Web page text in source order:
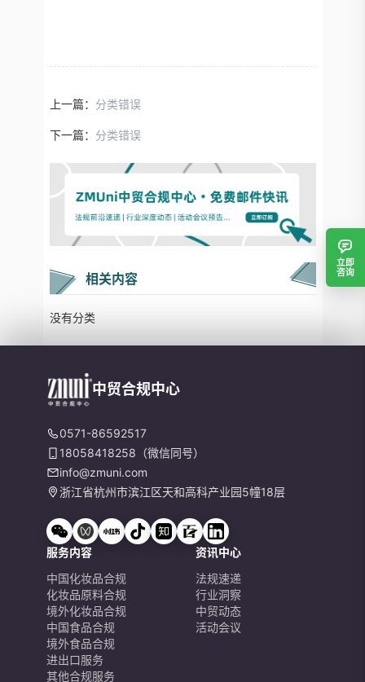
上一篇： 分类错误
下一篇： 分类错误
相关内容
没有分类
立即
咨询
中贸合规中心
0571-86592517
18058418258（微信同号）
info@zmuni.com
浙江省杭州市滨江区天和高科产业园5幢18层
服务内容
中国化妆品合规
化妆品原料合规
境外化妆品合规
中国食品合规
境外食品合规
进出口服务
其他合规服务
资讯中心
法规速递
行业洞察
中贸动态
活动会议